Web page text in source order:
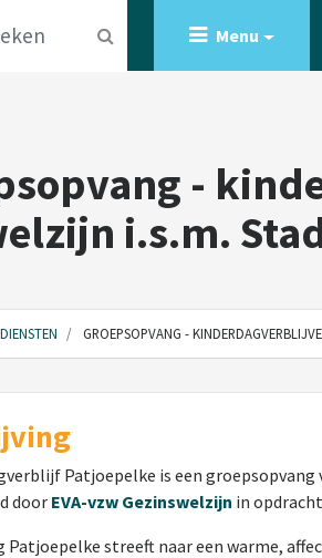
Menu
-
i.s.m.
GROEPSOPVANG -
Patjoepelke is een
doorEVA-vzw Gezinswelzijn in
Patjoepelke streeft naar een warme,